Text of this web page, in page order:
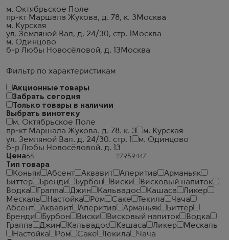
Фильтр по характеристикам
Акционные товары
Забрать сегодня
Только товары в наличии
Выбрать винотеку
м. Октябрьское Поле
пр-кт Маршала Жукова. д. 78. к. 3
м. Курская
ул. Земляной Вал. д. 24/30. стр. 1
м. Одинцово
б-р Любы Новосёловой. д. 13
Цена
Тип товара
Коньяк
Абсент Аквавит Аперитив
Арманьяк
Биттер
Бренди Бурбон Виски
Висковый напиток
Водка
Граппа Джин Кальвадос Кашаса
Ликер
Мескаль
Настойка Ром Саке Текила
Чача
Абсент
Аквавит Аперитив Арманьяк
Биттер
Бренди
Бурбон Виски Висковый напиток
Водка
Граппа
Джин Кальвадос Кашаса Ликер
Мескаль
Настойка
Ром Саке Текила
Чача
м. Октябрьское Поле
пр-кт Маршала Жукова, д. 78, к. 3 Москва
м. Курская
ул. Земляной Вал, д. 24/30, стр. 1
Москва
м. Одинцово
б-р Любы Новосёловой, д. 13 Москва